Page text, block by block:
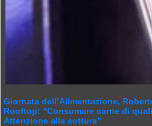
Giornata dell’Alimentazione,
Rooftop: “Consumare carne di
Attenzione alla cottura”